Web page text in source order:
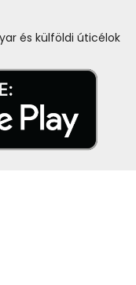
és külföldi úticélok